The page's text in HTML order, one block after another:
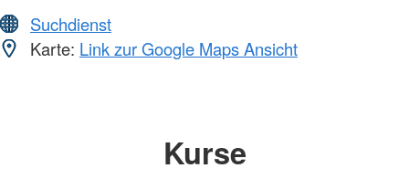
Suchdienst
Karte: Link zur Google Maps Ansicht
Kurse